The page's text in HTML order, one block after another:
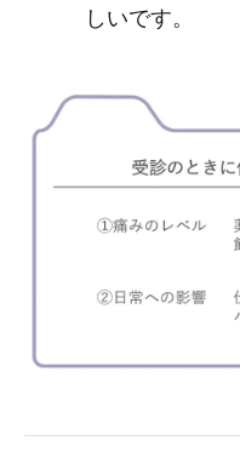
しいです。